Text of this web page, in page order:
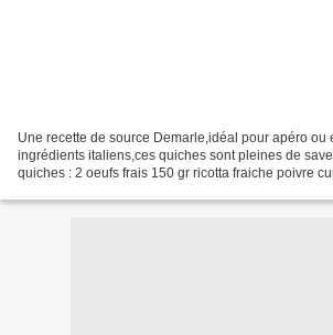
Une recette de source Demarle,idéal pour apéro ou
ingrédients italiens,ces quiches sont pleines de
quiches : 2 oeufs frais 150 gr ricotta fraiche poivre